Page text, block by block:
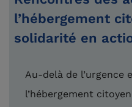
l’hébergement
solidarité en
Au-delà de l’urgence
l’hébergement